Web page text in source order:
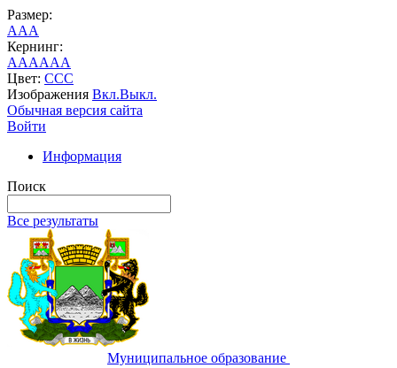
Размер:
AAA
Кернинг:
AAAAAA
Цвет: CCC
Изображения Вкл.Выкл.
Обычная версия сайта
Войти
Информация
Поиск
Все результаты
Муниципальное образование